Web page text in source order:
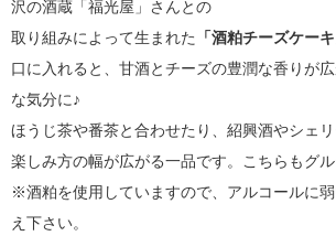
沢の酒蔵「福光屋」さんとの
取り組みによって生まれた
「酒粕チーズケーキ
口に入れると、甘酒とチーズの豊潤な香りが
な気分に♪
ほうじ茶や番茶と合わせたり、紹興酒やシェリ
楽しみ方の幅が広がる一品です。こちらもグル
※酒粕を使用していますので、アルコールに
え下さい。